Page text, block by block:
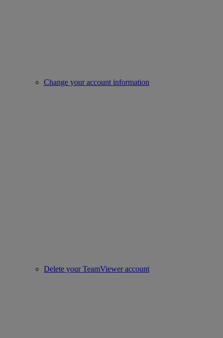
Change your account information
Delete your TeamViewer account